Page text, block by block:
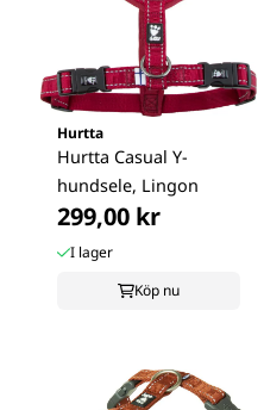
Hurtta
Hurtta Casual Y-
hundsele, Lingon
299,00 kr
I lager
Köp nu